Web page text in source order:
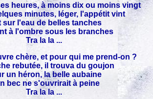
heures, à moins dix ou moins vingt
minutes, léger, l'appétit vint
sur l'eau de belles tanches
à l'ombre sous les branches
Tra la la ...
chère, et pour qui me prend-on ?
rebutée, il trouva du goujon
un héron, la belle aubaine
bec ne s'ouvrirait à peine
Tra la la ...